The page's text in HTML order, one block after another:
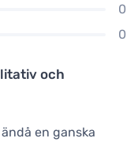
0
0
och
en ganska